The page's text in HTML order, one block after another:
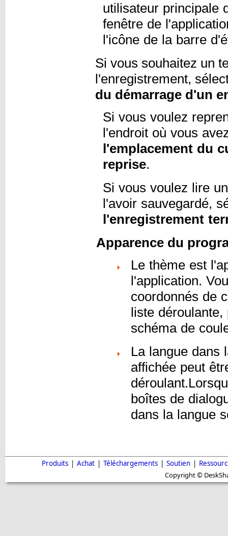
utilisateur principale
fenêtre de
l'icône de la barre
Si vous souhaitez un
l'enregistrement,
du démarrage d'un
Si vous voulez
l'endroit où vous
l'emplacement du
reprise.
Si vous voulez lire
l'avoir sauvegardé,
l'enregistrement
Apparence du
Le thème est
l'application.
coordonnés de
liste
schéma de
La langue dans
affichée peut
boîtes de
dans la langue
Produits | Achat | Téléchargements | Soutien |
Copyright ©